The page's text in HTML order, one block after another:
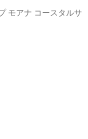
モアナ コースタルサ